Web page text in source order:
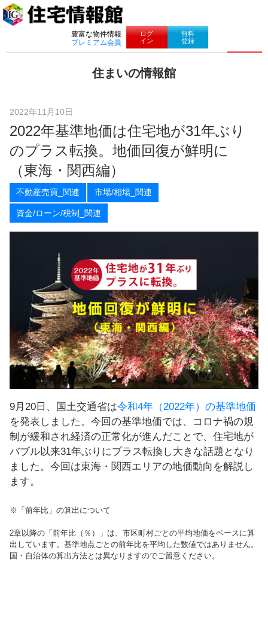
豊富な物件情報
プレミアム会員
ログ
イン
無料
登録
ナビゲーション
住まいの情報館
い
暮
し
立
情
報
を
2022年11月10日
2022年基準地価は住宅地が31年ぶり
のプラス転換。地価回復が鮮明に
（東海・関西編）
不動産売買_関連 市場/相場_関連
資金/ローン/税制_関連
9月20日、国土交通省は令和4年（2022年）の基準地価
を発表しました。今回の基準地価では、コロナ禍の規
制が緩和され経済の正常化が進んだことで、住宅地が
バブル以来31年ぶりにプラス転換し大きな話題となり
ました。今回は東海・関西エリアの地価動向を解説し
ます。
※「前年比」の算出について
2章以降の「前年比（％）」は、市区町村ごとの平均地価をベースに算
出しています。基準地点ごとの前年比を平均した数値ではありません。
国・自治体の算出方法とは異なりますのでご留意ください。